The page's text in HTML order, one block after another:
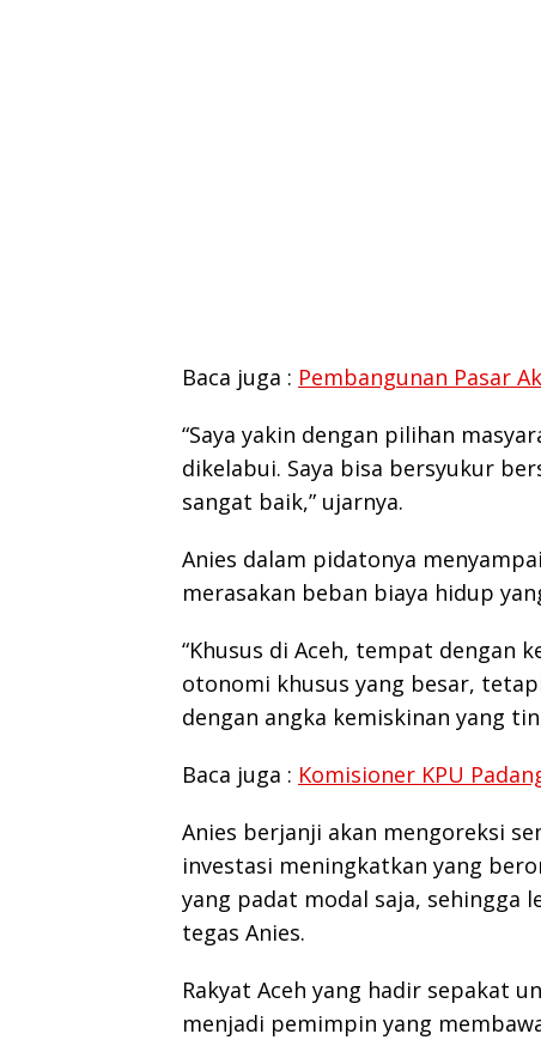
Baca juga : Pembangunan Pasar
“Saya yakin dengan pilihan
dikelabui. Saya bisa bersyukur
sangat baik,” ujarnya.
Anies dalam pidatonya
merasakan beban biaya hidup
“Khusus di Aceh, tempat dengan
otonomi khusus yang besar,
dengan angka kemiskinan yang
Baca juga : Komisioner KPU
Anies berjanji akan mengoreksi
investasi meningkatkan yang
yang padat modal saja, sehingga
tegas Anies.
Rakyat Aceh yang hadir sepakat
menjadi pemimpin yang